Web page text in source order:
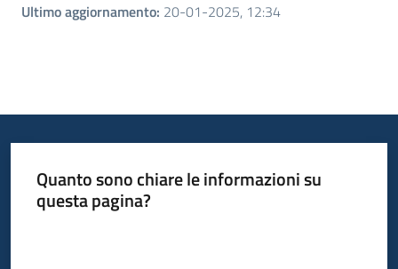
Ultimo aggiornamento: 20-01-2025, 12:34
Quanto sono chiare le informazioni su
questa pagina?